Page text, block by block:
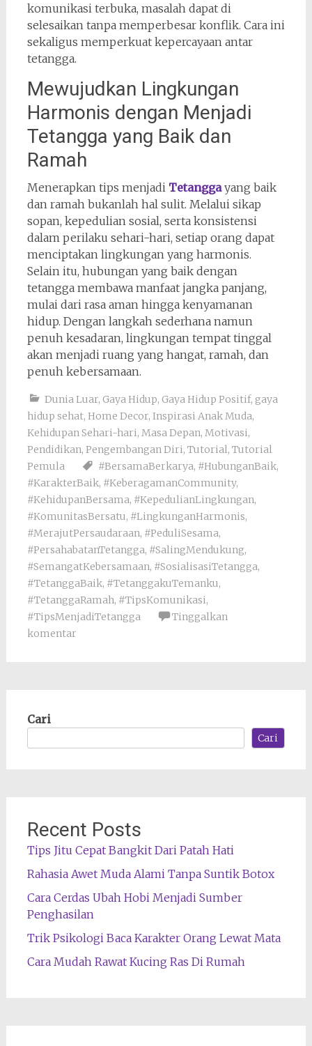
komunikasi terbuka, masalah dapat di
selesaikan tanpa memperbesar konflik. Cara ini
sekaligus memperkuat kepercayaan antar
tetangga.
Mewujudkan Lingkungan
Harmonis dengan Menjadi
Tetangga yang Baik dan
Ramah
Menerapkan tips menjadi Tetanggayang baik
dan ramah bukanlah hal sulit. Melalui sikap
sopan, kepedulian sosial, serta konsistensi
dalam perilaku sehari-hari, setiap orang dapat
menciptakan lingkungan yang harmonis.
Selain itu, hubungan yang baik dengan
tetangga membawa manfaat jangka panjang,
mulai dari rasa aman hingga kenyamanan
hidup. Dengan langkah sederhana namun
penuh kesadaran, lingkungan tempat tinggal
akan menjadi ruang yang hangat, ramah, dan
penuh kebersamaan.
Dunia Luar, Gaya Hidup, Gaya Hidup Positif, gaya
hidup sehat, Home Decor, Inspirasi Anak Muda,
Kehidupan Sehari-hari, Masa Depan, Motivasi,
Pendidikan, Pengembangan Diri, Tutorial, Tutorial
Pemula
#BersamaBerkarya, #HubunganBaik,
#KarakterBaik, #KeberagamanCommunity,
#KehidupanBersama, #KepedulianLingkungan,
#KomunitasBersatu, #LingkunganHarmonis,
#MerajutPersaudaraan, #PeduliSesama,
#PersahabatanTetangga, #SalingMendukung,
#SemangatKebersamaan, #SosialisasiTetangga,
#TetanggaBaik, #TetanggakuTemanku,
#TetanggaRamah, #TipsKomunikasi,
#TipsMenjadiTetangga
Tinggalkan
komentar
Cari
Cari
Recent Posts
Tips Jitu Cepat Bangkit Dari Patah Hati
Rahasia Awet Muda Alami Tanpa Suntik Botox
Cara Cerdas Ubah Hobi Menjadi Sumber
Penghasilan
Trik Psikologi Baca Karakter Orang Lewat Mata
Cara Mudah Rawat Kucing Ras Di Rumah